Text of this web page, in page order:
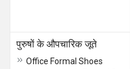
पुरुषों के औपचारिक जूते
Office Formal Shoes